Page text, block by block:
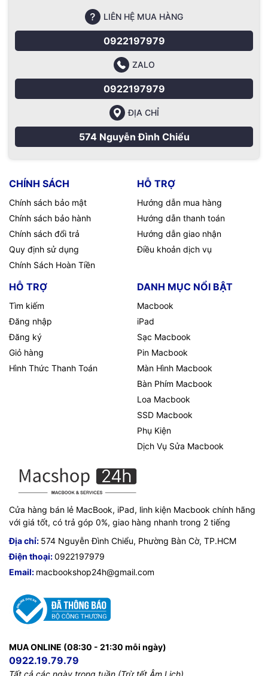
LIÊN HỆ MUA HÀNG
0922197979
ZALO
0922197979
ĐỊA CHỈ
574 Nguyễn Đình Chiểu
CHÍNH SÁCH
Chính sách bảo mật
Chính sách bảo hành
Chính sách đổi trả
Quy định sử dụng
Chính Sách Hoàn Tiền
HỖ TRỢ
Hướng dẫn mua hàng
Hướng dẫn thanh toán
Hướng dẫn giao nhận
Điều khoản dịch vụ
HỖ TRỢ
Tìm kiếm
Đăng nhập
Đăng ký
Giỏ hàng
Hình Thức Thanh Toán
DANH MỤC NỔI BẬT
Macbook
iPad
Sạc Macbook
Pin Macbook
Màn Hình Macbook
Bàn Phím Macbook
Loa Macbook
SSD Macbook
Phụ Kiện
Dịch Vụ Sửa Macbook
Cửa hàng bán lẻ MacBook, iPad, linh kiện Macbook chính hãng
với giá tốt, có trả góp 0%, giao hàng nhanh trong 2 tiếng
Địa chỉ: 574 Nguyễn Đình Chiểu, Phường Bàn Cờ, TP.HCM
Điện thoại:0922197979
Email: macbookshop24h@gmail.com
MUA ONLINE (08:30 - 21:30 mỗi ngày)
0922.19.79.79